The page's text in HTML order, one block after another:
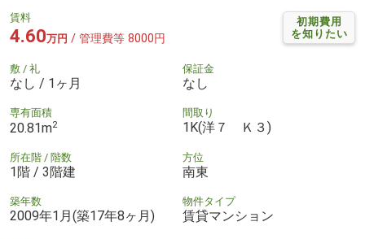
初期費用
を知りたい
賃料
4.60万円 / 管理費等 8000円
敷 / 礼
なし / 1ヶ月
保証金
なし
専有面積
20.81m2
間取り
1K(洋７ Ｋ３)
所在階 / 階数
1階 / 3階建
方位
南東
築年数
2009年1月(築17年8ヶ月)
物件タイプ
賃貸マンション